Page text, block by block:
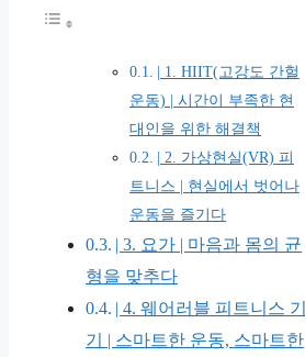
| 1. HIIT(고강도 간헐
운동) | 시간이 부족한 현
대인을 위한 해결책
| 2. 가상현실(VR) 피
트니스 | 현실에서 벗어나
운동을 즐기다
| 3. 요가 | 마음과 몸의 균
형을 맞추다
| 4. 웨어러블 피트니스 기
기 | 스마트한 운동, 스마트한